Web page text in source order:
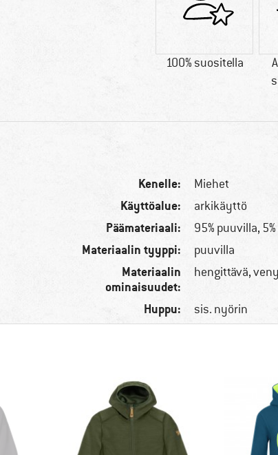
100% suositella
Kenelle: Miehet
Käyttöalue: arkikäyttö
Päämateriaali: 95% puuvilla,
Materiaalin tyyppi: puuvilla
Materiaalin
ominaisuudet:
hengittävä,
Huppu: sis. nyörin